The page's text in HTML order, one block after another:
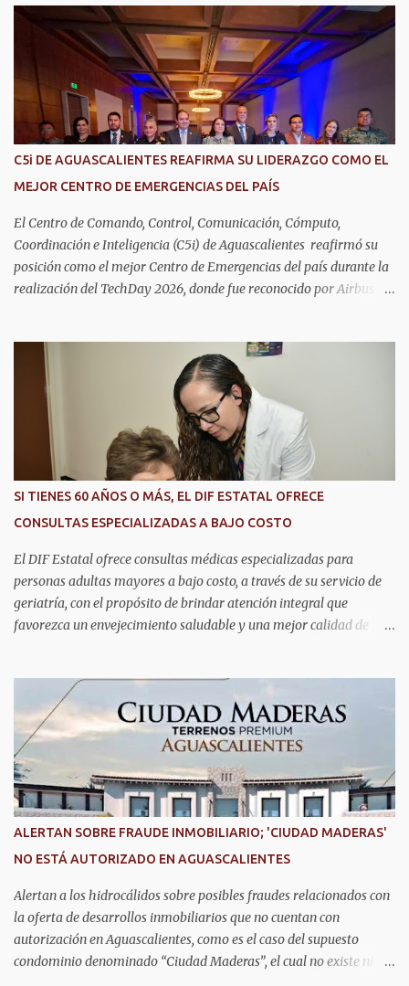
s
C5i DE AGUASCALIENTES REAFIRMA SU LIDERAZGO COMO EL
MEJOR CENTRO DE EMERGENCIAS DEL PAÍS
El Centro de Comando, Control, Comunicación, Cómputo,
Coordinación e Inteligencia (C5i) de Aguascalientes reafirmó su
posición como el mejor Centro de Emergencias del país durante la
realización del TechDay 2026, donde fue reconocido por Airbus
seguridad pública y la atención de emergencias. Este encuentro
reunió a autoridades, especialistas nacionales e internacionales y
representantes de instituciones de seguridad para intercambiar
conocimientos y conocer las tendencias más avanzadas en la
materia. La titular del C5i, Michelle Olmos Álvarez, señaló que este
reconocimiento es resultado de la capacidad operativa, la
infraestructura tecnológica de vanguardia y los modelos
innovadores de coordinación institucional que distinguen al C5i de
Aguascalientes, posicionándose como un referente nacional en
materia de atención de emergencias. "Bajo el liderazgo de la
SI TIENES 60 AÑOS O MÁS, EL DIF ESTATAL OFRECE
CONSULTAS ESPECIALIZADAS A BAJO COSTO
El DIF Estatal ofrece consultas médicas especializadas para
personas adultas mayores a bajo costo, a través de su servicio de
geriatría, con el propósito de brindar atención integral que
favorezca un envejecimiento saludable y una mejor calidad de
fundamentalmente en la prevención, el diagnóstico y tratamiento
de las enfermedades más comunes en las personas mayores de 60
años, como diabetes, hipertensión, deterioro cognitivo y
alzhéimer, entre otros padecimientos. "Nuestros adultos mayores
son el corazón de muchas familias y merecen todo nuestro respeto,
cuidado y reconocimiento; por eso, en el DIF Estatal impulsamos
servicios que les ayuden a cuidar su salud y a vivir esta etapa con
la atención y el acompañamiento que necesitan", señaló la
presidenta del DIF Estatal. Para acceder al servicio, las y los
interesados deben acudir a la Dirección de Servi...
ALERTAN SOBRE FRAUDE INMOBILIARIO; 'CIUDAD MADERAS'
NO ESTÁ AUTORIZADO EN AGUASCALIENTES
Alertan a los hidrocálidos sobre posibles fraudes relacionados con
la oferta de desarrollos inmobiliarios que no cuentan con
autorización en Aguascalientes, como es el caso del supuesto
condominio denominado “Ciudad Maderas”, el cual no existe ni